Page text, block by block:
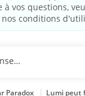
au Brésil
Nous contacter
déposée de